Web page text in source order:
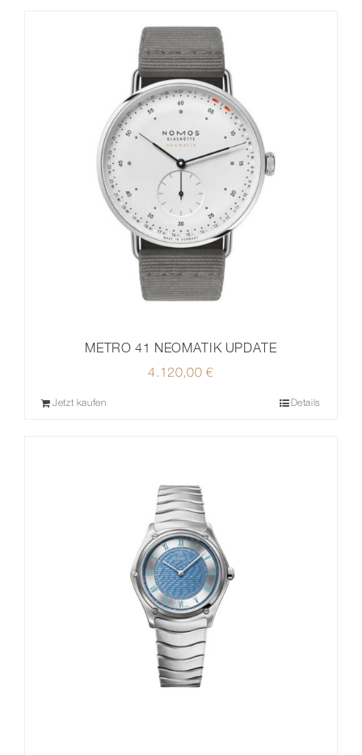
METRO 41 NEOMATIK UPDATE
4.120,00€
Jetzt kaufen Details